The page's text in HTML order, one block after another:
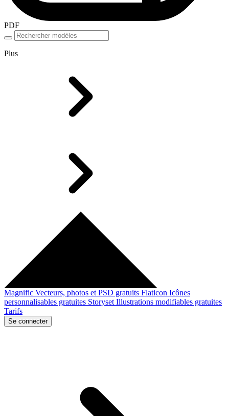
PDF
Plus
Magnific Vecteurs, photos et PSD gratuits Flaticon Icônes
personnalisables gratuites Storyset Illustrations modifiables gratuites
Tarifs
Se connecter